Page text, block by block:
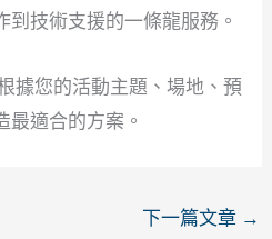
技術支援的一條龍服務。
據您的活動主題、場地、預
最適合的方案。
下一篇文章 →